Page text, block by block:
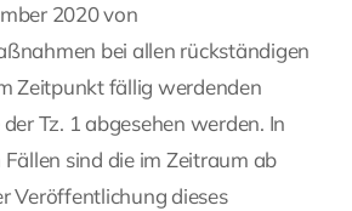
2020 von
bei allen rückständigen
Zeitpunkt fällig werdenden
Tz. 1 abgesehen werden. In
sind die im Zeitraum ab
Veröffentlichung dieses